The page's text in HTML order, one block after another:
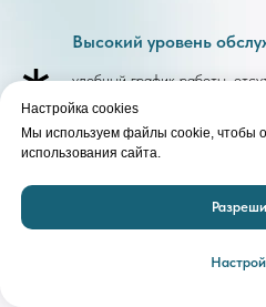
Настройка cookies
Мы используем файлы cookie, чтобы
использования сайта.
Высокий уровень
удобный график работы,
индивидуальный подход к
центра, чуткий и
Служба помощи на
на данный момент